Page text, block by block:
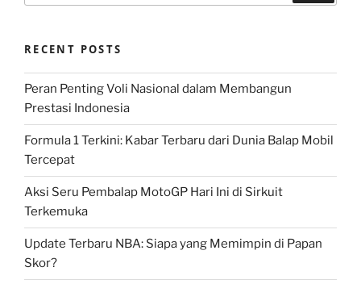
RECENT POSTS
Peran Penting Voli Nasional dalam Membangun
Prestasi Indonesia
Formula 1 Terkini: Kabar Terbaru dari Dunia Balap Mobil
Tercepat
Aksi Seru Pembalap MotoGP Hari Ini di Sirkuit
Terkemuka
Update Terbaru NBA: Siapa yang Memimpin di Papan
Skor?